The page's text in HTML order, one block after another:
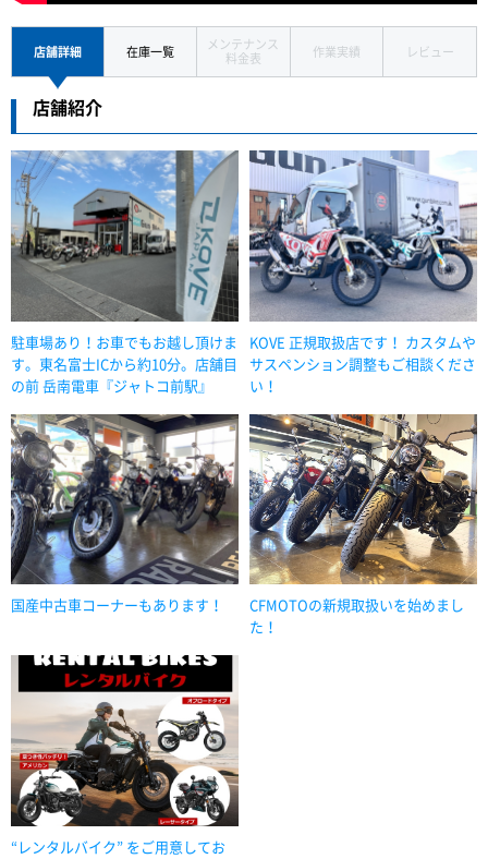
店舗詳細 在庫一覧
メンテナンス
料金表
作業実績 レビュー
店舗紹介
駐車場あり！お車でもお越し頂けま
す。東名富士ICから約10分。店舗目
の前 岳南電車『ジャトコ前駅』
KOVE 正規取扱店です！ カスタムや
サスペンション調整もご相談くださ
い！
国産中古車コーナーもあります！
CFMOTOの新規取扱いを始めまし
た！
“レンタルバイク” をご用意してお